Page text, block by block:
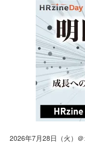
2026年7月28日（火）